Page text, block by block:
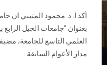
أكد أ. د. محمود المتيني ان
بعنوان "جامعات الجيل الرابع
العلمي التاسع للجامعة،
مدار الأعوام السابقة.